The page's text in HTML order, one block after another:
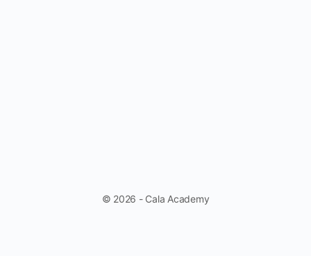
© 2026 - Cala Academy